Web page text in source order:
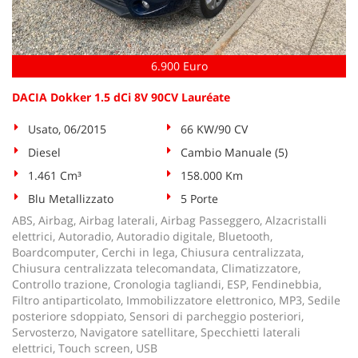
6.900 Euro
DACIA Dokker 1.5 dCi 8V 90CV Lauréate
Usato, 06/2015
66 KW/90 CV
Diesel
Cambio Manuale (5)
1.461 Cm³
158.000 Km
Blu Metallizzato
5 Porte
ABS, Airbag, Airbag laterali, Airbag Passeggero, Alzacristalli
elettrici, Autoradio, Autoradio digitale, Bluetooth,
Boardcomputer, Cerchi in lega, Chiusura centralizzata,
Chiusura centralizzata telecomandata, Climatizzatore,
Controllo trazione, Cronologia tagliandi, ESP, Fendinebbia,
Filtro antiparticolato, Immobilizzatore elettronico, MP3, Sedile
posteriore sdoppiato, Sensori di parcheggio posteriori,
Servosterzo, Navigatore satellitare, Specchietti laterali
elettrici, Touch screen, USB
Cookie necessari
Cookie per il miglioramento dell'esperienza utente
Cookie analitici
Cookie di marketing
Leggi
la
cookie
policy